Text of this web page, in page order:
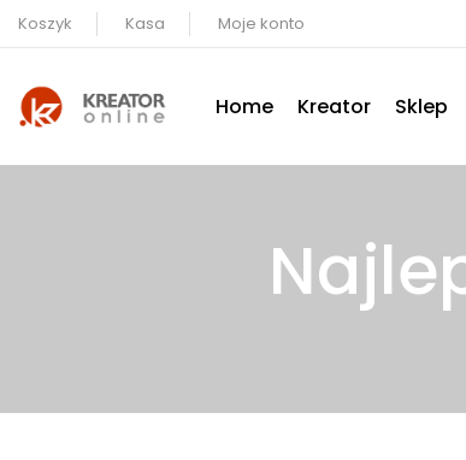
Koszyk Kasa Moje konto
Home Kreator Sklep